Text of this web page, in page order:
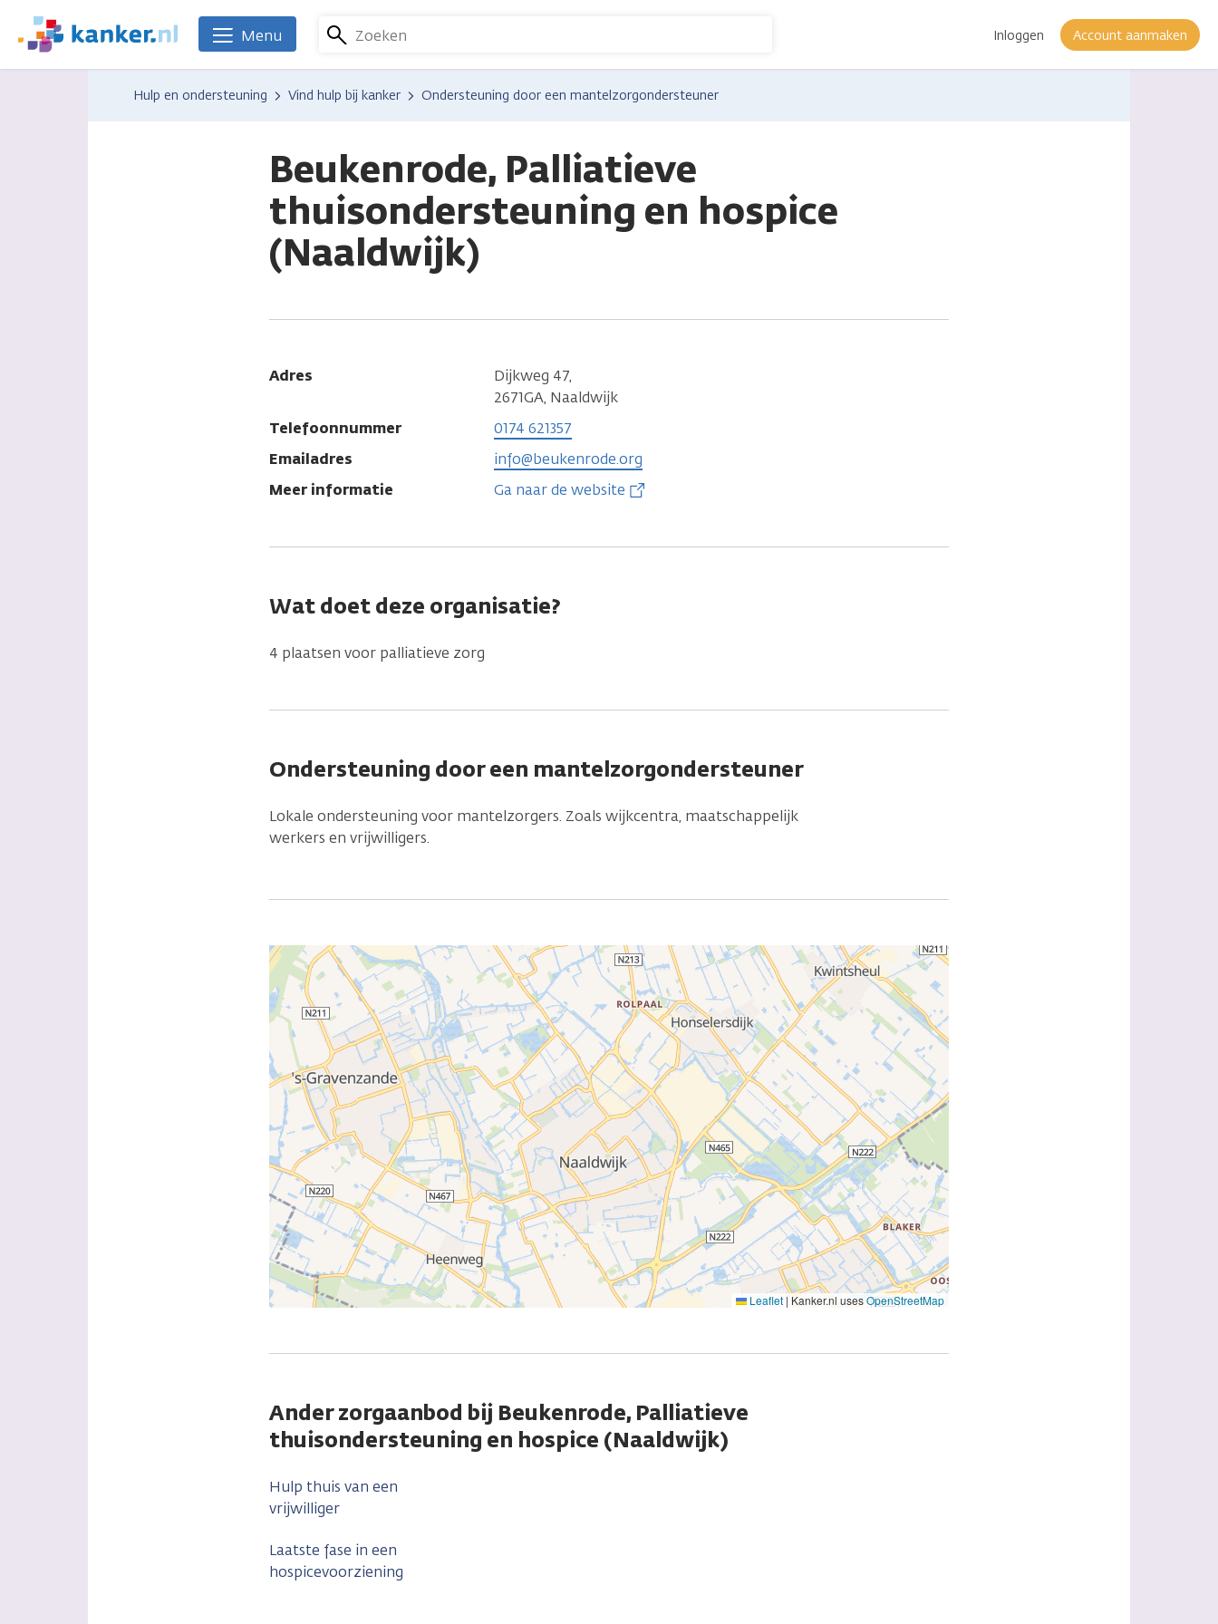
naar
We
zijn
Zoeken Inloggen Account aanmaken
Menu
Hulp en ondersteuning Vind hulp bij kanker Ondersteuning door een mantelzorgondersteuner
Beukenrode, Palliatieve
thuisondersteuning en hospice
(Naaldwijk)
Adres
Dijkweg 47,
2671GA, Naaldwijk
Telefoonnummer
0174 621357
Emailadres
info@beukenrode.org
Meer informatie
Ga naar de website
Wat doet deze organisatie?
4 plaatsen voor palliatieve zorg
Ondersteuning door een mantelzorgondersteuner
Lokale ondersteuning voor mantelzorgers. Zoals wijkcentra, maatschappelijk
werkers en vrijwilligers.
Leaflet | Kanker.nl usesOpenStreetMap
Ander zorgaanbod bij Beukenrode, Palliatieve
thuisondersteuning en hospice (Naaldwijk)
Hulp thuis van een
vrijwilliger
Laatste fase in een
hospicevoorziening